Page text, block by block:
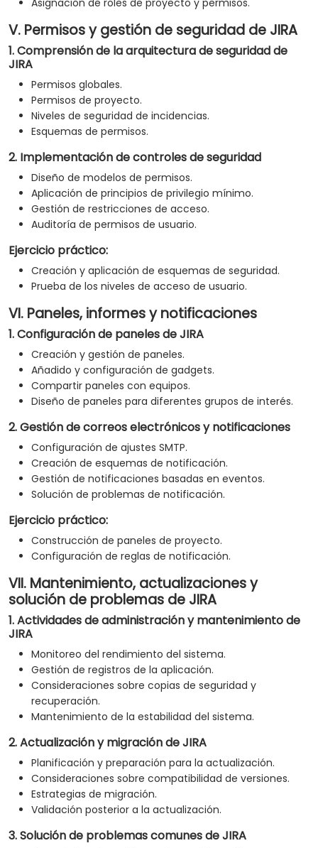
Asignación de roles de proyecto y permisos.
V. Permisos y gestión de seguridad de JIRA
1. Comprensión de la arquitectura de seguridad de
JIRA
Permisos globales.
Permisos de proyecto.
Niveles de seguridad de incidencias.
Esquemas de permisos.
2. Implementación de controles de seguridad
Diseño de modelos de permisos.
Aplicación de principios de privilegio mínimo.
Gestión de restricciones de acceso.
Auditoría de permisos de usuario.
Ejercicio práctico:
Creación y aplicación de esquemas de seguridad.
Prueba de los niveles de acceso de usuario.
VI. Paneles, informes y notificaciones
1. Configuración de paneles de JIRA
Creación y gestión de paneles.
Añadido y configuración de gadgets.
Compartir paneles con equipos.
Diseño de paneles para diferentes grupos de interés.
2. Gestión de correos electrónicos y notificaciones
Configuración de ajustes SMTP.
Creación de esquemas de notificación.
Gestión de notificaciones basadas en eventos.
Solución de problemas de notificación.
Ejercicio práctico:
Construcción de paneles de proyecto.
Configuración de reglas de notificación.
VII. Mantenimiento, actualizaciones y
solución de problemas de JIRA
1. Actividades de administración y mantenimiento de
JIRA
Monitoreo del rendimiento del sistema.
Gestión de registros de la aplicación.
Consideraciones sobre copias de seguridad y
recuperación.
Mantenimiento de la estabilidad del sistema.
2. Actualización y migración de JIRA
Planificación y preparación para la actualización.
Consideraciones sobre compatibilidad de versiones.
Estrategias de migración.
Validación posterior a la actualización.
3. Solución de problemas comunes de JIRA